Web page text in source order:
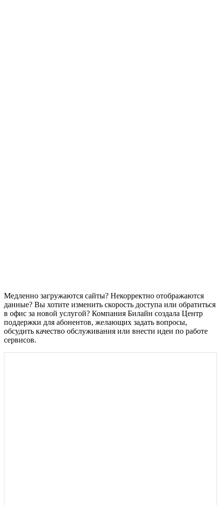
Медленно загружаются сайты? Некорректно отображаются
данные? Вы хотите изменить скорость доступа или обратиться
в офис за новой услугой? Компания Билайн создала Центр
поддержки для абонентов, желающих задать вопросы,
обсудить качество обслуживания или внести идеи по работе
сервисов.